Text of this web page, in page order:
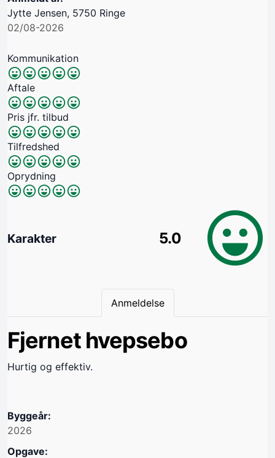
Jytte Jensen, 5750 Ringe
02/08-2026
Kommunikation
Aftale
Pris jfr. tilbud
Tilfredshed
Oprydning
Karakter 5.0
Anmeldelse
Fjernet hvepsebo
Hurtig og effektiv.
Byggeår:
2026
Opgave: